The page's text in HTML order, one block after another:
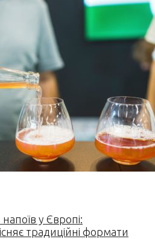
у Європі:
традиційні формати